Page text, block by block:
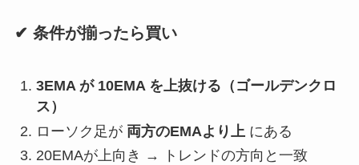
✔ 条件が揃ったら買い
3EMA が 10EMA を上抜ける（ゴールデンクロ
ス）
ローソク足が 両方のEMAより上 にある
20EMAが上向き → トレンドの方向と一致